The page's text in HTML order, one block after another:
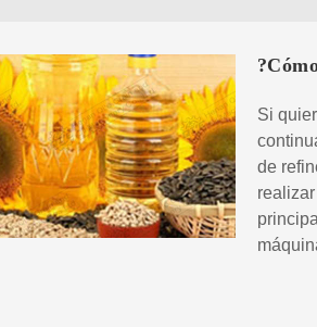
Si
de